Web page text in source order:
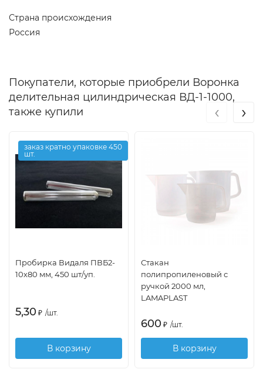
Страна происхождения
Россия
Покупатели, которые приобрели Воронка
делительная цилиндрическая ВД-1-1000,
также купили
заказ кратно упаковке 450
шт.
Пробирка Видаля ПВБ2-
10х80 мм, 450 шт/уп.
5,30 ₽ /шт.
В корзину
Стакан
полипропиленовый с
ручкой 2000 мл,
LAMAPLAST
600 ₽ /шт.
В корзину
‹ ›